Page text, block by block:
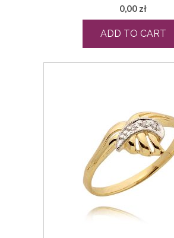
0,00 zł
ADD TO CART